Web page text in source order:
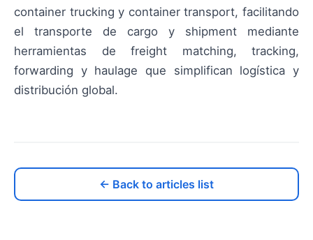
container trucking y container transport, facilitando
el transporte de cargo y shipment mediante
herramientas de freight matching, tracking,
forwarding y haulage que simplifican logística y
distribución global.
← Back to articles list